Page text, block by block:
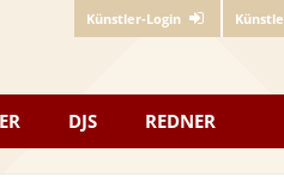
Künstler-Login
DJS REDNER